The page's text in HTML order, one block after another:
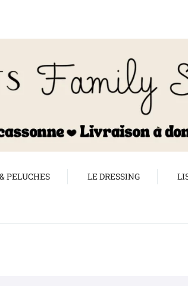
PELUCHES LE DRESSING